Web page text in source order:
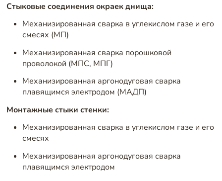
Стыковые соединения окраек днища:
Механизированная сварка в углекислом газе и его
смесях (МП)
Механизированная сварка порошковой
проволокой (МПС, МПГ)
Механизированная аргонодуговая сварка
плавящимся электродом (МАДП)
Монтажные стыки стенки:
Механизированная сварка в углекислом газе и его
смесях
Механизированная аргонодуговая сварка
плавящимся электродом